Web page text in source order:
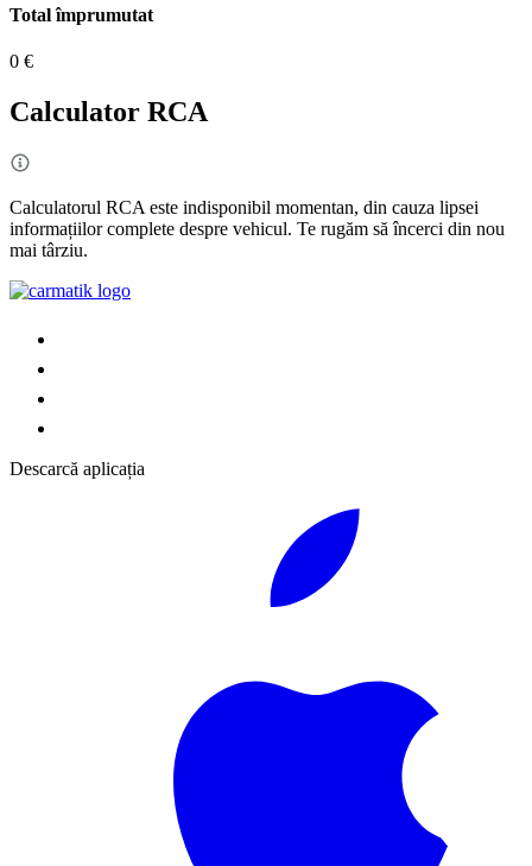
Total împrumutat
0 €
Calculator RCA
Calculatorul RCA este indisponibil momentan, din cauza lipsei
informațiilor complete despre vehicul. Te rugăm să încerci din nou
mai târziu.
Descarcă aplicația